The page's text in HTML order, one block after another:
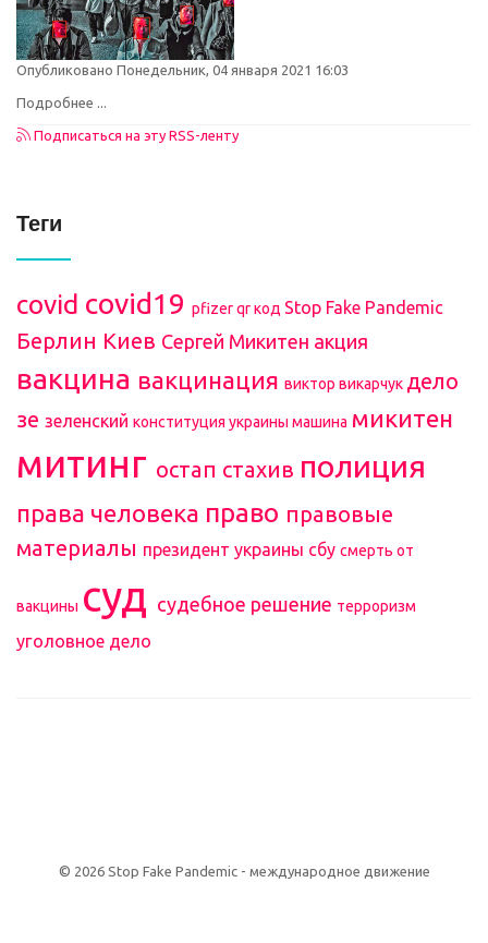
Опубликовано Понедельник, 04 января 2021 16:03
Подробнее ...
Подписаться на эту RSS-ленту
Теги
covid covid19 pfizerqr код Stop Fake Pandemic
Берлин Киев Сергей Микитен акция
вакцина вакцинация виктор викарчук дело
зе зеленский конституция украины машина микитен
митинг остап стахив полиция
права человека право правовые
материалы президент украины сбу смерть от
вакцины суд судебное решение терроризм
уголовное дело
© 2026 Stop Fake Pandemic - международное движение